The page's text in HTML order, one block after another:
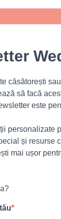
căsătorești
să facă
este
personalizate
și resurse
mai ușor